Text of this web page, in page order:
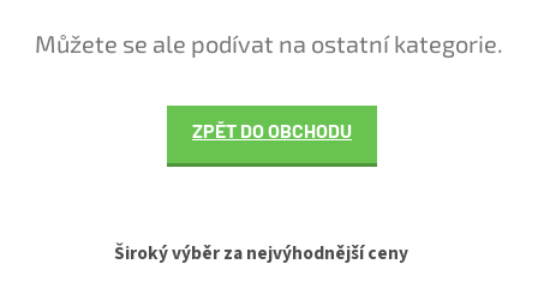
Můžete se ale podívat na ostatní kategorie.
ZPĚT DO OBCHODU
Široký výběr za nejvýhodnější ceny